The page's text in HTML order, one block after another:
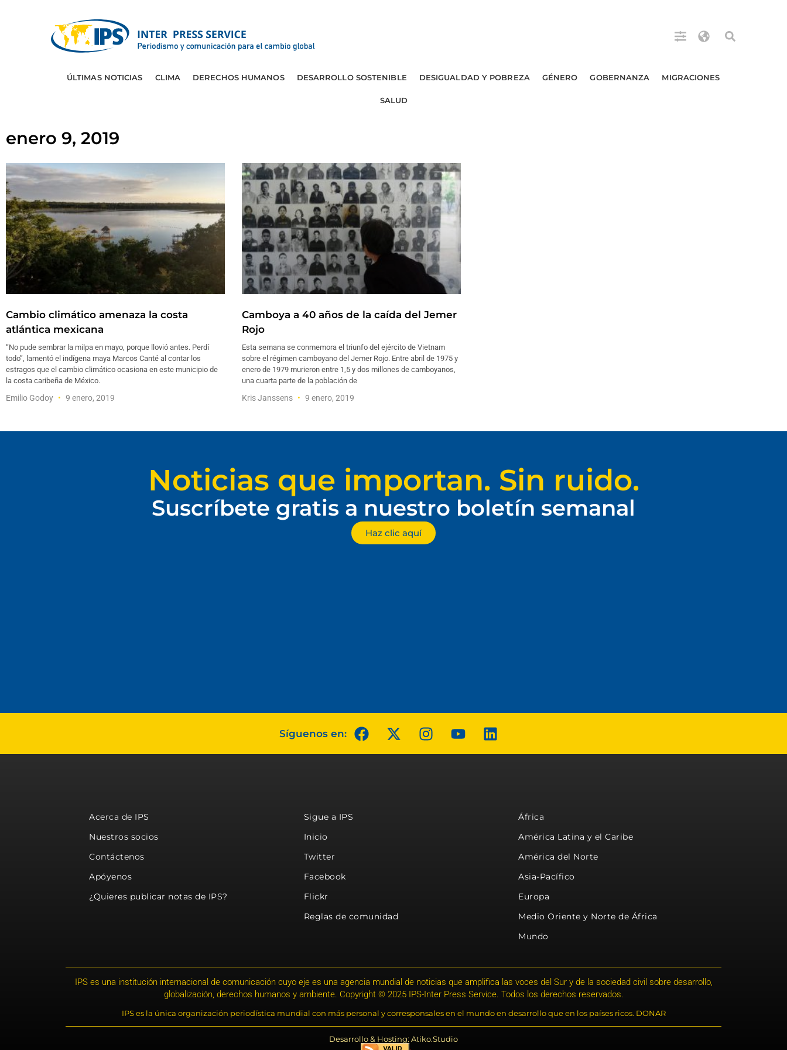
ÚLTIMAS NOTICIAS CLIMA DERECHOS HUMANOS DESARROLLO SOSTENIBLE DESIGUALDAD Y POBREZA GÉNERO GOBERNANZA MIGRACIONES
SALUD
enero 9, 2019
Cambio climático amenaza la costa
atlántica mexicana
“No pude sembrar la milpa en mayo, porque llovió antes. Perdí
todo”, lamentó el indígena maya Marcos Canté al contar los
estragos que el cambio climático ocasiona en este municipio de
la costa caribeña de México.
Emilio Godoy 9 enero, 2019
Camboya a 40 años de la caída del Jemer
Rojo
Esta semana se conmemora el triunfo del ejército de Vietnam
sobre el régimen camboyano del Jemer Rojo. Entre abril de 1975 y
enero de 1979 murieron entre 1,5 y dos millones de camboyanos,
una cuarta parte de la población de
Kris Janssens 9 enero, 2019
Noticias que importan. Sin ruido.
Suscríbete gratis a nuestro boletín semanal
Haz clic aquí
Síguenos en:
Acerca de IPS
Nuestros socios
Contáctenos
Apóyenos
¿Quieres publicar notas de IPS?
Sigue a IPS
Inicio
Twitter
Facebook
Flickr
Reglas de comunidad
África
América Latina y el Caribe
América del Norte
Asia-Pacífico
Europa
Medio Oriente y Norte de África
Mundo
IPS es una institución internacional de comunicación cuyo eje es una agencia mundial de noticias que amplifica las voces del Sur y de la sociedad civil sobre desarrollo,
globalización, derechos humanos y ambiente. Copyright © 2025 IPS-Inter Press Service. Todos los derechos reservados.
IPS es la única organización periodística mundial con más personal y corresponsales en el mundo en desarrollo que en los países ricos. DONAR
Desarrollo & Hosting: Atiko.Studio